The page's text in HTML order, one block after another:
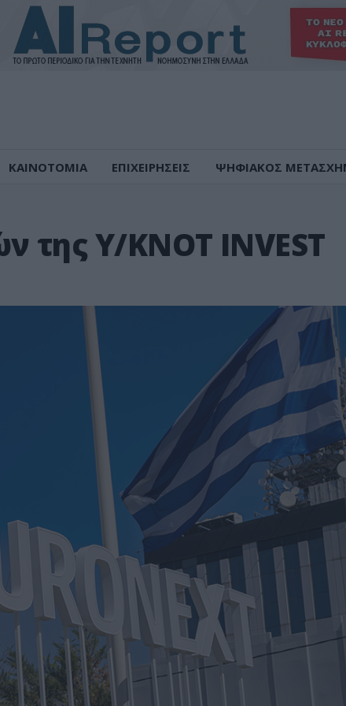
ΚΑΙΝΟΤΟΜΙΑ ΕΠΙΧΕΙΡΗΣΕΙΣ ΨΗΦΙΑΚΟΣ
της Υ/ΚΝΟΤ INVEST